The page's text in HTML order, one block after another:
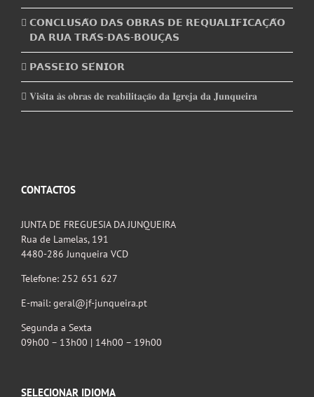
𝗖𝗢𝗡𝗖𝗟𝗨𝗦𝗔̃𝗢 𝗗𝗔𝗦 𝗢𝗕𝗥𝗔𝗦 𝗗𝗘 𝗥𝗘𝗤𝗨𝗔𝗟𝗜𝗙𝗜𝗖𝗔𝗖̧𝗔̃𝗢
𝗗𝗔 𝗥𝗨𝗔 𝗧𝗥𝗔́𝗦-𝗗𝗔𝗦-𝗕𝗢𝗨𝗖̧𝗔𝗦
𝗣𝗔𝗦𝗦𝗘𝗜𝗢 𝗦𝗘́𝗡𝗜𝗢𝗥
𝐕𝐢𝐬𝐢𝐭𝐚 𝐚̀𝐬 𝐨𝐛𝐫𝐚𝐬 𝐝𝐞 𝐫𝐞𝐚𝐛𝐢𝐥𝐢𝐭𝐚𝐜̧𝐚̃𝐨 𝐝𝐚 𝐈𝐠𝐫𝐞𝐣𝐚 𝐝𝐚 𝐉𝐮𝐧𝐪𝐮𝐞𝐢𝐫𝐚
CONTACTOS
JUNTA DE FREGUESIA DA JUNQUEIRA
Rua de Lamelas, 191
4480-286 Junqueira VCD
Telefone: 252 651 627
E-mail: geral@jf-junqueira.pt
Segunda a Sexta
09h00 – 13h00 | 14h00 – 19h00
SELECIONAR IDIOMA